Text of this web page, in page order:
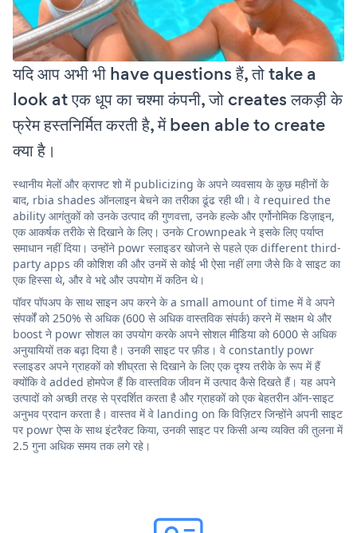
यदि आप अभी भी have questions हैं, तो take a
look at एक धूप का चश्मा कंपनी, जो creates लकड़ी के
फ्रेम हस्तनिर्मित करती है, में been able to create
क्या है।
स्थानीय मेलों और क्राफ्ट शो में publicizing के अपने व्यवसाय के कुछ महीनों के
बाद, rbia shades ऑनलाइन बेचने का तरीका ढूंढ रही थी। वे required the
ability आगंतुकों को उनके उत्पाद की गुणवत्ता, उनके हल्के और एर्गोनोमिक डिज़ाइन,
एक आकर्षक तरीके से दिखाने के लिए। उनके Crownpeak ने इसके लिए पर्याप्त
समाधान नहीं दिया। उन्होंने powr स्लाइडर खोजने से पहले एक different third-
party apps की कोशिश की और उनमें से कोई भी ऐसा नहीं लगा जैसे कि वे साइट का
एक हिस्सा थे, और वे भद्दे और उपयोग में कठिन थे।
पॉवर पॉपअप के साथ साइन अप करने के a small amount of time में वे अपने
संपर्कों को 250% से अधिक (600 से अधिक वास्तविक संपर्क) करने में सक्षम थे और
boost ने powr सोशल का उपयोग करके अपने सोशल मीडिया को 6000 से अधिक
अनुयायियों तक बढ़ा दिया है। उनकी साइट पर फ़ीड। वे constantly powr
स्लाइडर अपने ग्राहकों को शीघ्रता से दिखाने के लिए एक दृश्य तरीके के रूप में हैं
क्योंकि वे added होमपेज हैं कि वास्तविक जीवन में उत्पाद कैसे दिखते हैं। यह अपने
उत्पादों को अच्छी तरह से प्रदर्शित करता है और ग्राहकों को एक बेहतरीन ऑन-साइट
अनुभव प्रदान करता है। वास्तव में वे landing on कि विज़िटर जिन्होंने अपनी साइट
पर powr ऐप्स के साथ इंटरैक्ट किया, उनकी साइट पर किसी अन्य व्यक्ति की तुलना में
2.5 गुना अधिक समय तक लगे रहे।